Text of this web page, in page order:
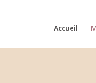
Accueil